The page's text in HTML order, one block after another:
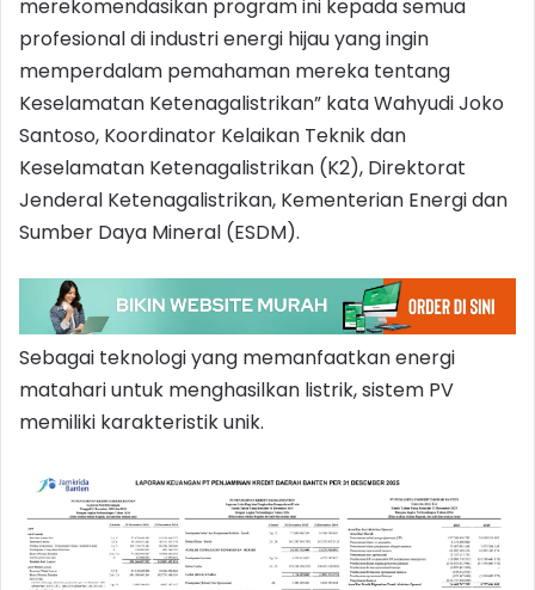
merekomendasikan program ini kepada semua
profesional di industri energi hijau yang ingin
memperdalam pemahaman mereka tentang
Keselamatan Ketenagalistrikan” kata Wahyudi Joko
Santoso, Koordinator Kelaikan Teknik dan
Keselamatan Ketenagalistrikan (K2), Direktorat
Jenderal Ketenagalistrikan, Kementerian Energi dan
Sumber Daya Mineral (ESDM).
Sebagai teknologi yang memanfaatkan energi
matahari untuk menghasilkan listrik, sistem PV
memiliki karakteristik unik.